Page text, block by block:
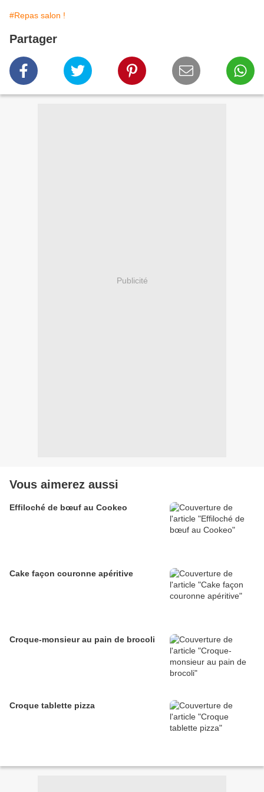
#Repas salon !
Partager
Publicité
Vous aimerez aussi
Effiloché de bœuf au Cookeo
Cake façon couronne apéritive
Croque-monsieur au pain de brocoli
Croque tablette pizza